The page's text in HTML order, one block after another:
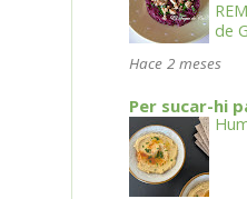
de
Hace 2 meses
Per sucar-hi